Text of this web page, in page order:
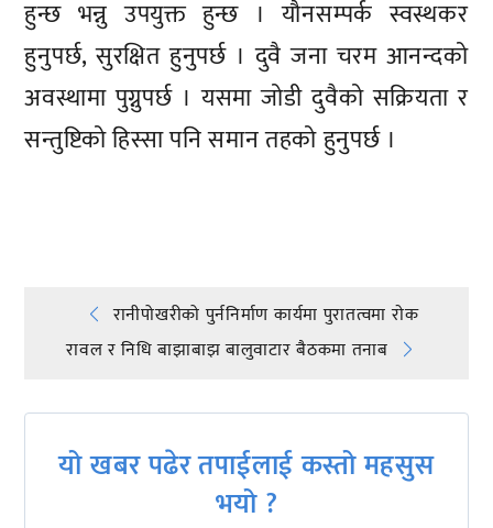
हुन्छ भन्नु उपयुक्त हुन्छ । यौनसम्पर्क स्वस्थकर
हुनुपर्छ, सुरक्षित हुनुपर्छ । दुवै जना चरम आनन्दको
अवस्थामा पुग्नुपर्छ । यसमा जोडी दुवैको सक्रियता र
सन्तुष्टिको हिस्सा पनि समान तहको हुनुपर्छ ।
Post
navigation
रानीपोखरीको पुर्ननिर्माण कार्यमा पुरातत्वमा राेक
रावल र निधि बाझाबाझ बालुवाटार बैठकमा तनाब
यो खबर पढेर तपाईलाई कस्तो महसुस
भयो ?